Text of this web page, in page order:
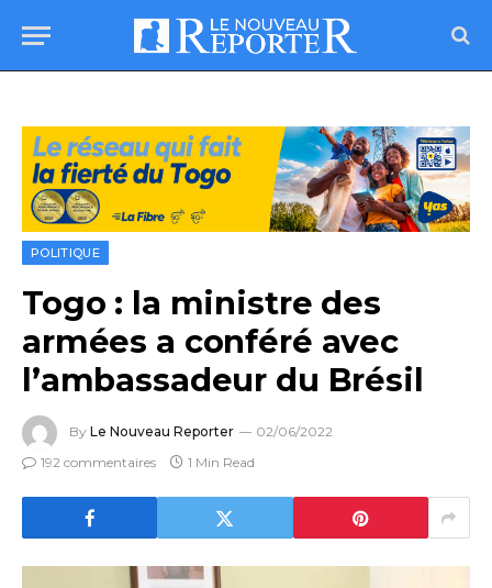
POLITIQUE
Togo : la ministre des
armées a conféré avec
l’ambassadeur du Brésil
By Le Nouveau Reporter
02/06/2022
192 commentaires
1 Min Read